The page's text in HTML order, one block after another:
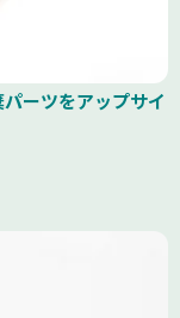
ーツをアップサイ